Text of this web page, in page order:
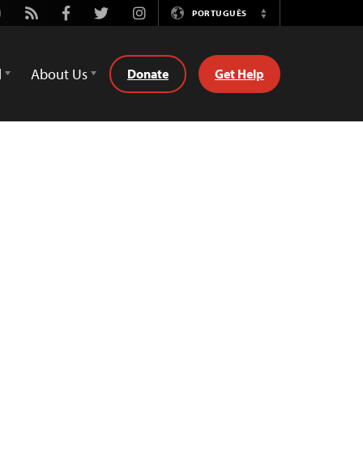
Rss FacebookTwitterInstagramPORTUGUÊS
Switch
About Us Donate Get Help